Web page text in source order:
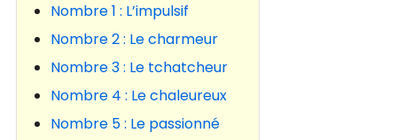
Nombre 1 : L’impulsif
Nombre 2 : Le charmeur
Nombre 3 : Le tchatcheur
Nombre 4 : Le chaleureux
Nombre 5 : Le passionné